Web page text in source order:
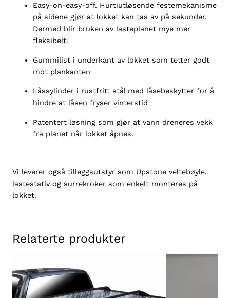
Easy-on-easy-off. Hurtiutløsende festemekanisme
på sidene gjør at lokket kan tas av på sekunder.
Dermed blir bruken av lasteplanet mye mer
fleksibelt.
Gummilist i underkant av lokket som tetter godt
mot plankanten
Låssylinder i rustfritt stål med låsebeskytter for å
hindre at låsen fryser vinterstid
Patentert løsning som gjør at vann dreneres vekk
fra planet når lokket åpnes.
Vi leverer også tilleggsutstyr som Upstone veltebøyle,
lastestativ og surrekroker som enkelt monteres på
lokket.
Relaterte produkter